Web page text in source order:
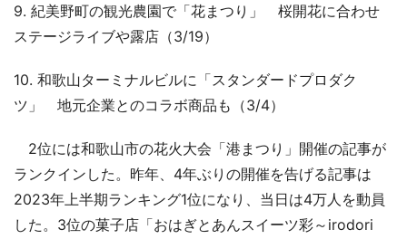
9. 紀美野町の観光農園で「花まつり」 桜開花に合わせ
ステージライブや露店（3/19）
10. 和歌山ターミナルビルに「スタンダードプロダク
ツ」 地元企業とのコラボ商品も（3/4）
2位には和歌山市の花火大会「港まつり」開催の記事が
ランクインした。昨年、4年ぶりの開催を告げる記事は
2023年上半期ランキング1位になり、当日は4万人を動員
した。3位の菓子店「おはぎとあんスイーツ彩～irodori